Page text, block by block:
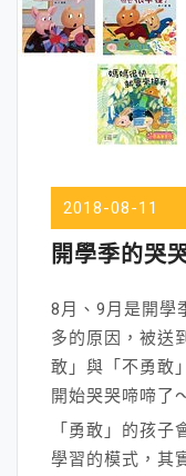
2018-08-11
開學季的哭
8月、9月是開學
多的原因，被送
敢」與「不勇敢
開始哭哭啼啼了
「勇敢」的孩
學習的模式，其